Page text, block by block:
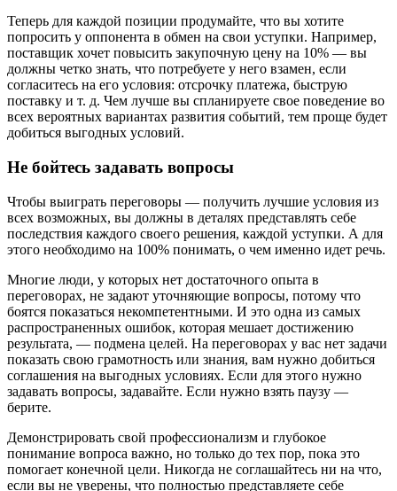
Теперь для каждой позиции продумайте, что вы хотите
попросить у оппонента в обмен на свои уступки. Например,
поставщик хочет повысить закупочную цену на 10% — вы
должны четко знать, что потребуете у него взамен, если
согласитесь на его условия: отсрочку платежа, быструю
поставку и т. д. Чем лучше вы спланируете свое поведение во
всех вероятных вариантах развития событий, тем проще будет
добиться выгодных условий.
Не бойтесь задавать вопросы
Чтобы выиграть переговоры — получить лучшие условия из
всех возможных, вы должны в деталях представлять себе
последствия каждого своего решения, каждой уступки. А для
этого необходимо на 100% понимать, о чем именно идет речь.
Многие люди, у которых нет достаточного опыта в
переговорах, не задают уточняющие вопросы, потому что
боятся показаться некомпетентными. И это одна из самых
распространенных ошибок, которая мешает достижению
результата, — подмена целей. На переговорах у вас нет задачи
показать свою грамотность или знания, вам нужно добиться
соглашения на выгодных условиях. Если для этого нужно
задавать вопросы, задавайте. Если нужно взять паузу —
берите.
Демонстрировать свой профессионализм и глубокое
понимание вопроса важно, но только до тех пор, пока это
помогает конечной цели. Никогда не соглашайтесь ни на что,
если вы не уверены, что полностью представляете себе